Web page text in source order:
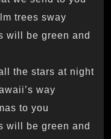
trees sway
will be green and
the stars at night
way
to you
will be green and